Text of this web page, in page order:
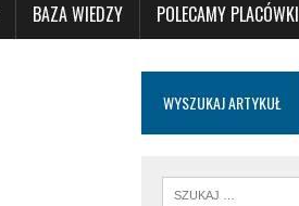
BAZA WIEDZY POLECAMY PLACÓWKI
WYSZUKAJ ARTYKUŁ